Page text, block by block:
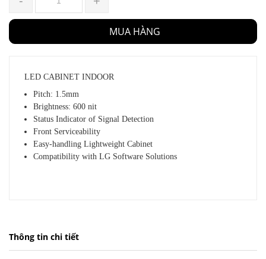
MUA HÀNG
LED CABINET INDOOR
Pitch: 1.5mm
Brightness: 600 nit
Status Indicator of Signal Detection
Front Serviceability
Easy-handling Lightweight Cabinet
Compatibility with LG Software Solutions
Thông tin chi tiết